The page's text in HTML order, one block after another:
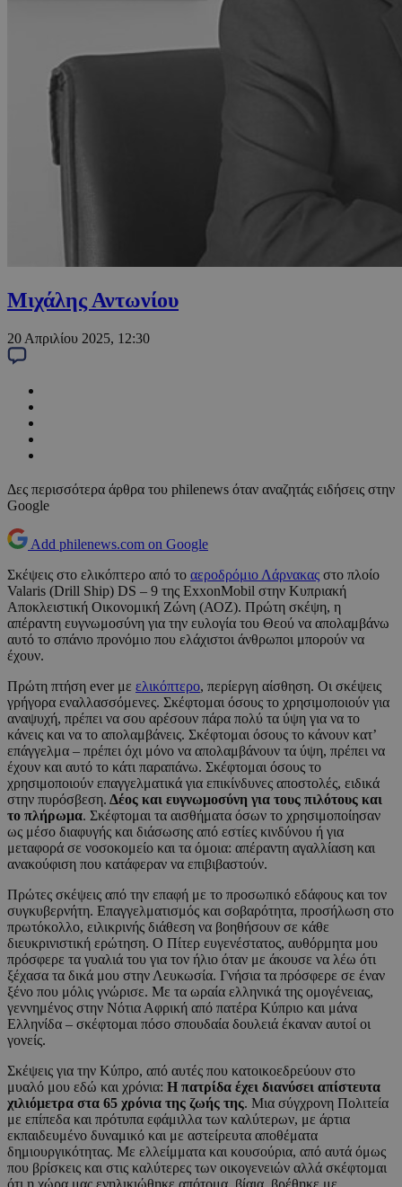
Μιχάλης Αντωνίου
20 Απριλίου 2025, 12:30
Δες περισσότερα άρθρα του philenews όταν αναζητάς ειδήσεις στην
Google
Add philenews.com on Google
Σκέψεις στο ελικόπτερο από το αεροδρόμιο Λάρνακας στο πλοίο
Valaris (Drill Ship) DS – 9 της ExxonMobil στην Κυπριακή
Αποκλειστική Οικονομική Ζώνη (ΑΟΖ). Πρώτη σκέψη, η
απέραντη ευγνωμοσύνη για την ευλογία του Θεού να απολαμβάνω
αυτό το σπάνιο προνόμιο που ελάχιστοι άνθρωποι μπορούν να
έχουν.
Πρώτη πτήση ever με ελικόπτερο, περίεργη αίσθηση. Οι σκέψεις
γρήγορα εναλλασσόμενες. Σκέφτομαι όσους το χρησιμοποιούν για
αναψυχή, πρέπει να σου αρέσουν πάρα πολύ τα ύψη για να το
κάνεις και να το απολαμβάνεις. Σκέφτομαι όσους το κάνουν κατ’
επάγγελμα – πρέπει όχι μόνο να απολαμβάνουν τα ύψη, πρέπει να
έχουν και αυτό το κάτι παραπάνω. Σκέφτομαι όσους το
χρησιμοποιούν επαγγελματικά για επικίνδυνες αποστολές, ειδικά
στην πυρόσβεση. Δέος και ευγνωμοσύνη για τους πιλότους και
το πλήρωμα. Σκέφτομαι τα αισθήματα όσων το χρησιμοποίησαν
ως μέσο διαφυγής και διάσωσης από εστίες κινδύνου ή για
μεταφορά σε νοσοκομείο και τα όμοια: απέραντη αγαλλίαση και
ανακούφιση που κατάφεραν να επιβιβαστούν.
Πρώτες σκέψεις από την επαφή με το προσωπικό εδάφους και τον
συγκυβερνήτη. Επαγγελματισμός και σοβαρότητα, προσήλωση στο
πρωτόκολλο, ειλικρινής διάθεση να βοηθήσουν σε κάθε
διευκρινιστική ερώτηση. Ο Πίτερ ευγενέστατος, αυθόρμητα μου
πρόσφερε τα γυαλιά του για τον ήλιο όταν με άκουσε να λέω ότι
ξέχασα τα δικά μου στην Λευκωσία. Γνήσια τα πρόσφερε σε έναν
ξένο που μόλις γνώρισε. Με τα ωραία ελληνικά της ομογένειας,
γεννημένος στην Νότια Αφρική από πατέρα Κύπριο και μάνα
Ελληνίδα – σκέφτομαι πόσο σπουδαία δουλειά έκαναν αυτοί οι
γονείς.
Σκέψεις για την Κύπρο, από αυτές που κατοικοεδρεύουν στο
μυαλό μου εδώ και χρόνια: Η πατρίδα έχει διανύσει απίστευτα
χιλιόμετρα στα 65 χρόνια της ζωής της. Μια σύγχρονη Πολιτεία
με επίπεδα και πρότυπα εφάμιλλα των καλύτερων, με άρτια
εκπαιδευμένο δυναμικό και με αστείρευτα αποθέματα
δημιουργικότητας. Με ελλείμματα και κουσούρια, από αυτά όμως
που βρίσκεις και στις καλύτερες των οικογενειών αλλά σκέφτομαι
ότι η χώρα μας ενηλικιώθηκε απότομα, βίαια, βρέθηκε με